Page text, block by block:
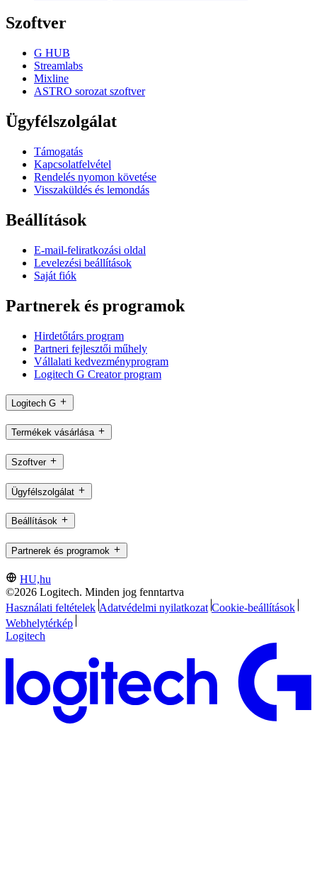
Szoftver
G HUB
Streamlabs
Mixline
ASTRO sorozat szoftver
Ügyfélszolgálat
Támogatás
Kapcsolatfelvétel
Rendelés nyomon követése
Visszaküldés és lemondás
Beállítások
E-mail-feliratkozási oldal
Levelezési beállítások
Saját fiók
Partnerek és programok
Hirdetőtárs program
Partneri fejlesztői műhely
Vállalati kedvezményprogram
Logitech G Creator program
Logitech G
Termékek vásárlása
Szoftver
Ügyfélszolgálat
Beállítások
Partnerek és programok
HU,hu
©2026 Logitech. Minden jog fenntartva
Használati feltételek Adatvédelmi nyilatkozat Cookie-beállítások
Webhelytérkép
Logitech